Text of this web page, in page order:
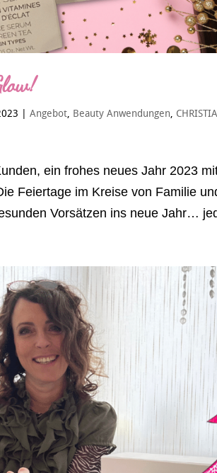
|Angebot, Beauty Anwendungen,
ein frohes neues Jahr 2023
Feiertage im Kreise von Familie
Vorsätzen ins neue Jahr…